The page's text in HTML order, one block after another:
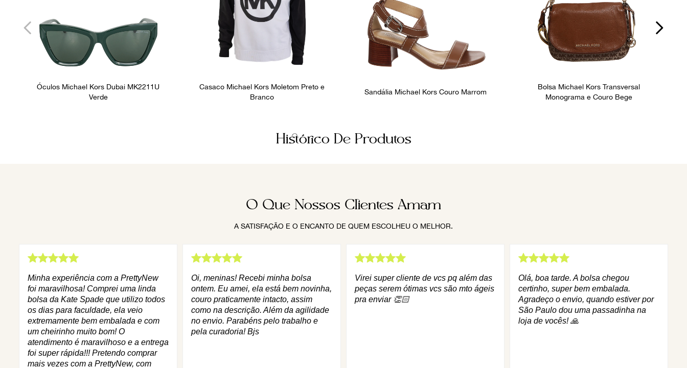
Óculos Michael Kors Dubai MK2211U
Verde
Casaco Michael Kors Moletom Preto e
Branco
Sandália Michael Kors Couro Marrom
Bolsa Michael Kors Transversal
Monograma e Couro Bege
Histórico De Produtos
O Que Nossos Clientes Amam
A SATISFAÇÃO E O ENCANTO DE QUEM ESCOLHEU O MELHOR.
Minha experiência com a PrettyNew
foi maravilhosa! Comprei uma linda
bolsa da Kate Spade que utilizo todos
os dias para faculdade, ela veio
extremamente bem embalada e com
um cheirinho muito bom! O
atendimento é maravilhoso e a entrega
foi super rápida!!! Pretendo comprar
mais vezes com a PrettyNew, com
Oi, meninas! Recebi minha bolsa
ontem. Eu amei, ela está bem novinha,
couro praticamente intacto, assim
como na descrição. Além da agilidade
no envio. Parabéns pelo trabalho e
pela curadoria! Bjs
Virei super cliente de vcs pq além das
peças serem ótimas vcs são mto ágeis
pra enviar 👏🏻
Olá, boa tarde. A bolsa chegou
certinho, super bem embalada.
Agradeço o envio, quando estiver por
São Paulo dou uma passadinha na
loja de vocês! 🙏